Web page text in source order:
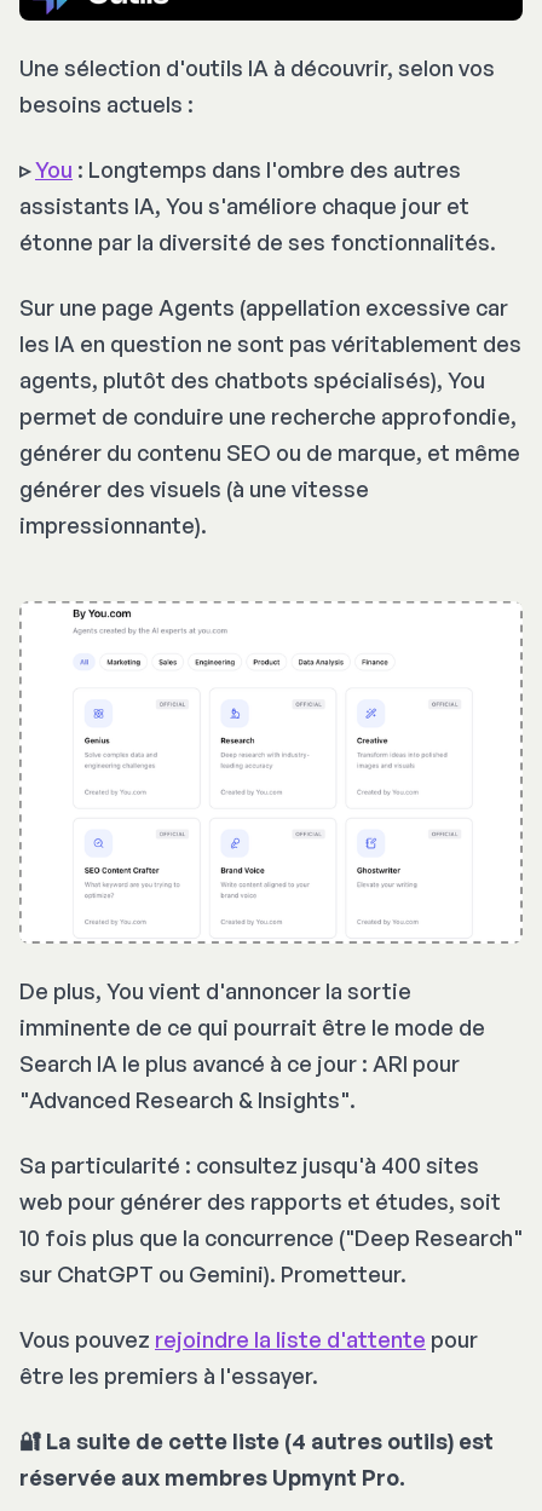
Une sélection d'outils IA à découvrir, selon vos
besoins actuels :
▹You : Longtemps dans l'ombre des autres
assistants IA, You s'améliore chaque jour et
étonne par la diversité de ses fonctionnalités.
Sur une page Agents (appellation excessive car
les IA en question ne sont pas véritablement des
agents, plutôt des chatbots spécialisés), You
permet de conduire une recherche approfondie,
générer du contenu SEO ou de marque, et même
générer des visuels (à une vitesse
impressionnante).
De plus, You vient d'annoncer la sortie
imminente de ce qui pourrait être le mode de
Search IA le plus avancé à ce jour : ARI pour
"Advanced Research & Insights".
Sa particularité : consultez jusqu'à 400 sites
web pour générer des rapports et études, soit
10 fois plus que la concurrence ("Deep Research"
sur ChatGPT ou Gemini). Prometteur.
Vous pouvez rejoindre la liste d'attente pour
être les premiers à l'essayer.
🔐 La suite de cette liste (4 autres outils) est
réservée aux membres Upmynt Pro.